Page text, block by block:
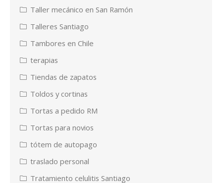
Taller mecánico en San Ramón
Talleres Santiago
Tambores en Chile
terapias
Tiendas de zapatos
Toldos y cortinas
Tortas a pedido RM
Tortas para novios
tótem de autopago
traslado personal
Tratamiento celulitis Santiago